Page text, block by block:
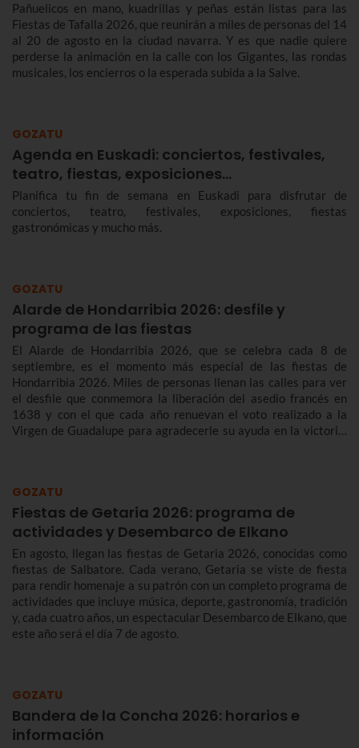
Pañuelicos en mano, kuadrillas y peñas están listas para las
Fiestas de Tafalla 2026, que reunirán a miles de personas del 14
al 20 de agosto en la ciudad navarra. Y es que nadie quiere
perderse la animación en la calle con los Gigantes, las rondas
musicales, los encierros o la esperada subida a la Salve.
GOZATU
Agenda en Euskadi: conciertos, festivales,
teatro, fiestas, exposiciones…
Planifica tu fin de semana en Euskadi para disfrutar de
conciertos, teatro, festivales, exposiciones, fiestas
gastronómicas y mucho más.
GOZATU
Alarde de Hondarribia 2026: desfile y
programa de las fiestas
El Alarde de Hondarribia 2026, que se celebra cada 8 de
septiembre, es el momento más especial de las fiestas de
Hondarribia 2026. Miles de personas llenan las calles para ver
el desfile que conmemora la liberación del asedio francés en
1638 y con el que cada año renuevan el voto realizado a la
Virgen de Guadalupe para agradecerle su ayuda en la victoria.
septiembre.
GOZATU
Fiestas de Getaria 2026: programa de
actividades y Desembarco de Elkano
En agosto, llegan las fiestas de Getaria 2026, conocidas como
fiestas de Salbatore. Cada verano, Getaria se viste de fiesta
para rendir homenaje a su patrón con un completo programa de
actividades que incluye música, deporte, gastronomía, tradición
y, cada cuatro años, un espectacular Desembarco de Elkano, que
este año será el día 7 de agosto.
GOZATU
Bandera de la Concha 2026: horarios e
información